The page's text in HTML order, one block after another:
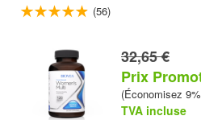
(56)
32,65 €
Prix
(Économisez
TVA incluse